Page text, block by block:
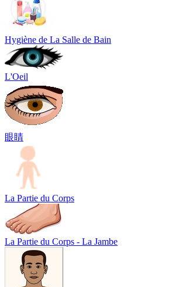
Hygiène de La Salle de Bain
L'Oeil
眼睛
La Partie du Corps
La Partie du Corps - La Jambe